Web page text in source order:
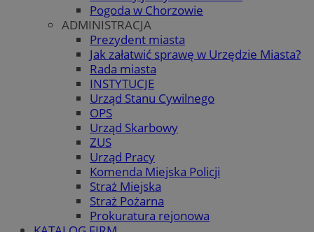
Pogoda w Chorzowie
ADMINISTRACJA
Prezydent miasta
Jak załatwić sprawę w Urzędzie Miasta?
Rada miasta
INSTYTUCJE
Urząd Stanu Cywilnego
OPS
Urząd Skarbowy
ZUS
Urząd Pracy
Komenda Miejska Policji
Straż Miejska
Straż Pożarna
Prokuratura rejonowa